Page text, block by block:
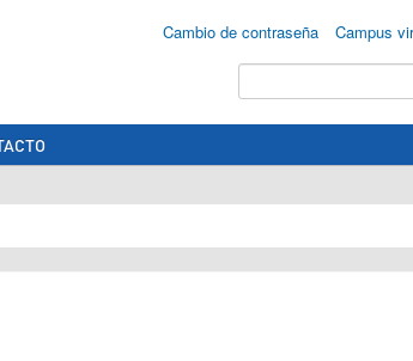
Cambio de contraseña Campus